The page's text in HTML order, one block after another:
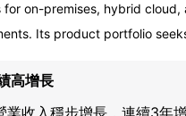
for on-premises, hybrid
Its product portfolio
Its security solutions
DNS Security and Secure Web
高增長
業收入穩步增長，連續3年